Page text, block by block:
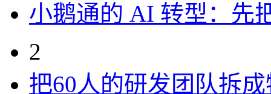
小鹅通的 AI 转型：先
2
把60人的研发团队拆